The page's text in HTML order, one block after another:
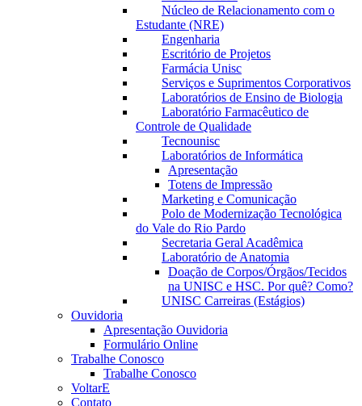
Núcleo de Relacionamento com o
Estudante (NRE)
Engenharia
Escritório de Projetos
Farmácia Unisc
Serviços e Suprimentos Corporativos
Laboratórios de Ensino de Biologia
Laboratório Farmacêutico de
Controle de Qualidade
Tecnounisc
Laboratórios de Informática
Apresentação
Totens de Impressão
Marketing e Comunicação
Polo de Modernização Tecnológica
do Vale do Rio Pardo
Secretaria Geral Acadêmica
Laboratório de Anatomia
Doação de Corpos/Órgãos/Tecidos
na UNISC e HSC. Por quê? Como?
UNISC Carreiras (Estágios)
Ouvidoria
Apresentação Ouvidoria
Formulário Online
Trabalhe Conosco
Trabalhe Conosco
VoltarE
Contato